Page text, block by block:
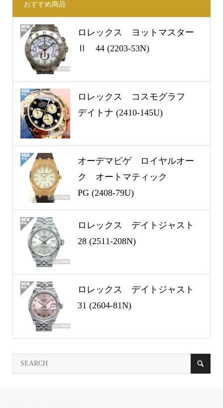
おすすめ商品
ロレックス ヨットマスター
Ⅱ 44 (2203-53N)
ロレックス コスモグラフ
デイトナ (2410-145U)
オーデマピゲ ロイヤルオー
ク オートマティック
PG (2408-79U)
ロレックス デイトジャスト
28 (2511-208N)
ロレックス デイトジャスト
31 (2604-81N)